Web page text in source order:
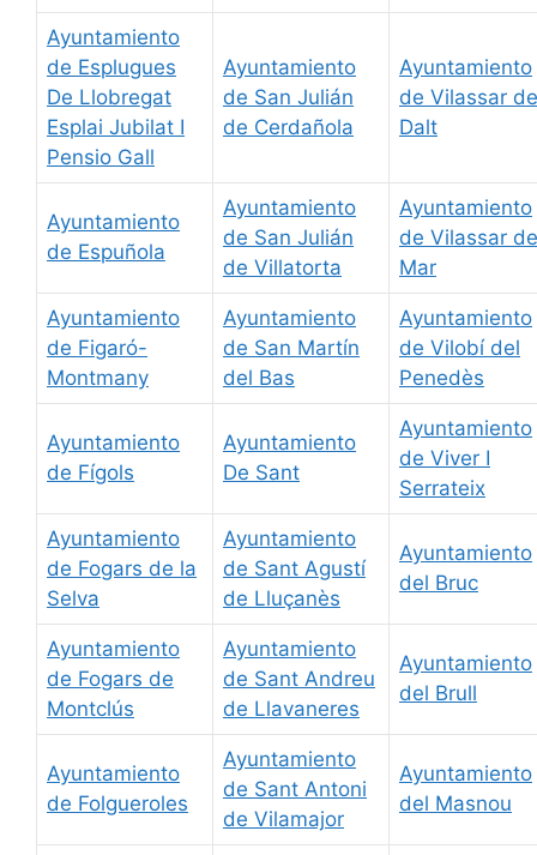
Ayuntamiento
de Esplugues
De Llobregat
Esplai Jubilat I
Pensio Gall
Ayuntamiento
de San Julián
de Cerdañola
Ayuntamiento
de Vilassar de
Dalt
Ayuntamiento
de Espuñola
Ayuntamiento
de San Julián
de Villatorta
Ayuntamiento
de Vilassar de
Mar
Ayuntamiento
de Figaró-
Montmany
Ayuntamiento
de San Martín
del Bas
Ayuntamiento
de Vilobí del
Penedès
Ayuntamiento
de Fígols
Ayuntamiento
De Sant
Ayuntamiento
de Viver I
Serrateix
Ayuntamiento
de Fogars de la
Selva
Ayuntamiento
de Sant Agustí
de Lluçanès
Ayuntamiento
del Bruc
Ayuntamiento
de Fogars de
Montclús
Ayuntamiento
de Sant Andreu
de Llavaneres
Ayuntamiento
del Brull
Ayuntamiento
de Folgueroles
Ayuntamiento
de Sant Antoni
de Vilamajor
Ayuntamiento
del Masnou